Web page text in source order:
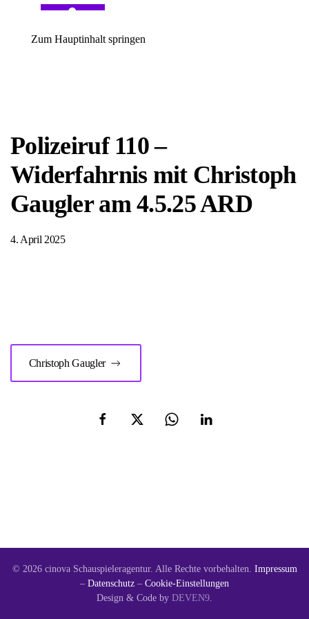
Zum Hauptinhalt springen
Polizeiruf 110 –
Widerfahrnis mit Christoph
Gaugler am 4.5.25 ARD
4. April 2025
Christoph Gaugler
© 2026cinova Schauspieleragentur. Alle Rechte vorbehalten. Impressum
– Datenschutz – Cookie-Einstellungen
Design & Code by DEVEN9.